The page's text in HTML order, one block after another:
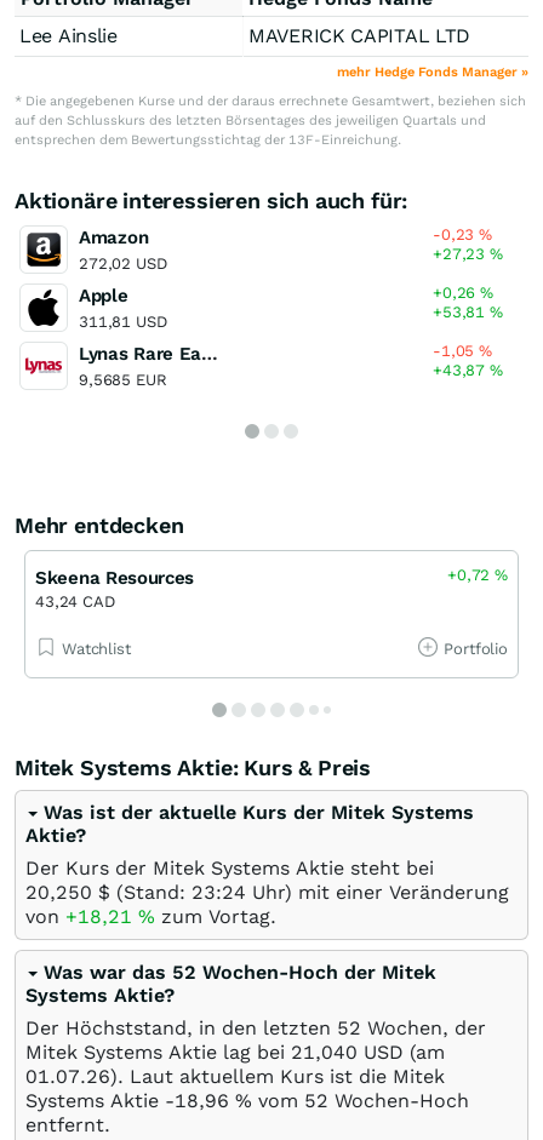
Lee Ainslie
MAVERICK CAPITAL LTD
mehr Hedge Fonds Manager »
* Die angegebenen Kurse und der daraus errechnete Gesamtwert, beziehen sich
auf den Schlusskurs des letzten Börsentages des jeweiligen Quartals und
entsprechen dem Bewertungsstichtag der 13F-Einreichung.
Aktionäre interessieren sich auch für:
Amazon
272,02 USD
-0,23%
+27,23%
Apple
311,81 USD
+0,26%
+53,81%
Lynas Rare Earths
9,5685 EUR
-1,05%
+43,87%
Mehr entdecken
Skeena Resources
43,24 CAD
+0,72%
Watchlist Portfolio
Mitek Systems Aktie: Kurs & Preis
Was ist der aktuelle Kurs der Mitek Systems
Aktie?
Der Kurs der Mitek Systems Aktie steht bei
20,250 $ (Stand: 23:24 Uhr) mit einer Veränderung
von +18,21 % zum Vortag.
Was war das 52 Wochen-Hoch der Mitek
Systems Aktie?
Der Höchststand, in den letzten 52 Wochen, der
Mitek Systems Aktie lag bei 21,040 USD (am
01.07.26). Laut aktuellem Kurs ist die Mitek
Systems Aktie -18,96 % vom 52 Wochen-Hoch
entfernt.